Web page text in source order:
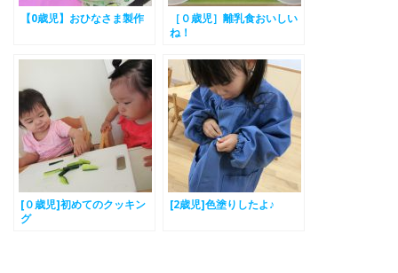
【0歳児】おひなさま製作
［０歳児］離乳食おいしい
ね！
[０歳児]初めてのクッキン
グ
[2歳児]色塗りしたよ♪